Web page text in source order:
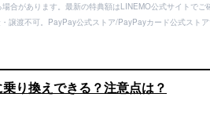
があります。最新の特典額はLINEMO公式サイトでご
渡不可。PayPay公式ストア/PayPayカード公式スト
り換えできる？注意点は？